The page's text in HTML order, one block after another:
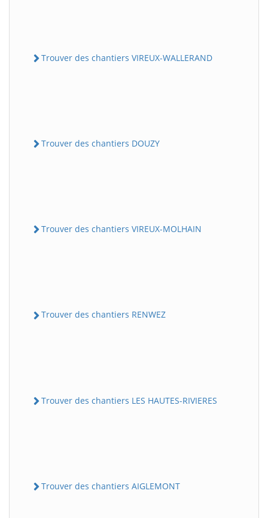
Trouver des chantiers VIREUX-WALLERAND
Trouver des chantiers DOUZY
Trouver des chantiers VIREUX-MOLHAIN
Trouver des chantiers RENWEZ
Trouver des chantiers LES HAUTES-RIVIERES
Trouver des chantiers AIGLEMONT